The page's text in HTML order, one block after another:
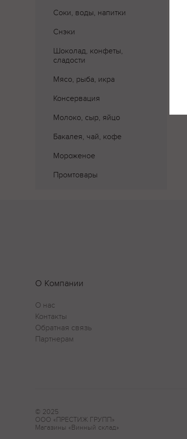
Соки, воды, напитки
Снэки
Шоколад, конфеты,
сладости
Мясо, рыба, икра
Консервация
Молоко, сыр, яйцо
Бакалея, чай, кофе
Мороженое
Промтовары
О Компании
О нас
Контакты
Обратная связь
Партнерам
© 2025
ООО «ПРЕСТИЖ ГРУПП»
Магазины «Винный склад»